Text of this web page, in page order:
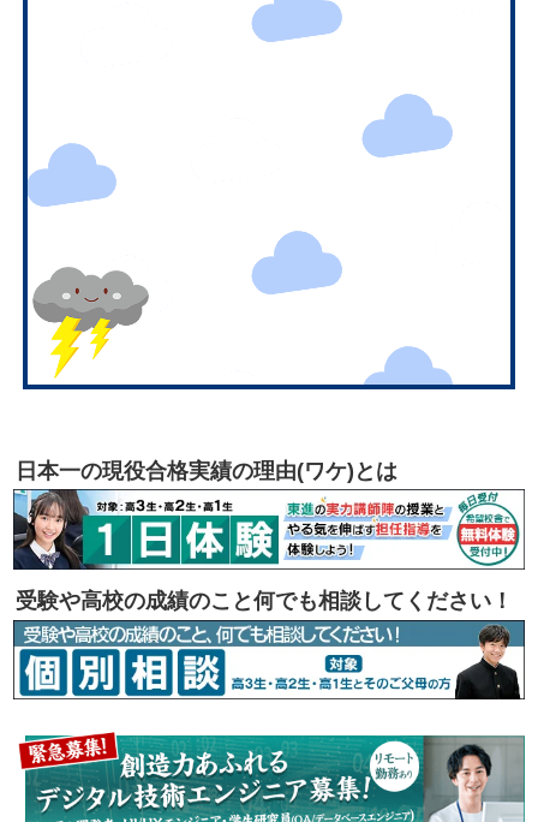
日本一の現役合格実績の理由(ワケ)とは
受験や高校の成績のこと何でも相談してください！